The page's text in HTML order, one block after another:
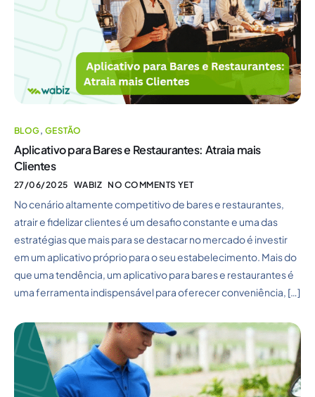
BLOG, GESTÃO
Aplicativo para Bares e Restaurantes: Atraia mais
Clientes
27/06/2025 WABIZ NO COMMENTS YET
No cenário altamente competitivo de bares e restaurantes,
atrair e fidelizar clientes é um desafio constante e uma das
estratégias que mais para se destacar no mercado é investir
em um aplicativo próprio para o seu estabelecimento. Mais do
que uma tendência, um aplicativo para bares e restaurantes é
uma ferramenta indispensável para oferecer conveniência, […]